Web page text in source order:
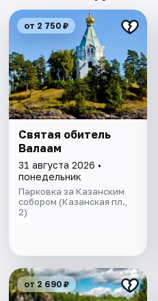
от 2 750 ₽
Святая обитель
Валаам
31 августа 2026 •
понедельник
Парковка за Казанским
собором (Казанская пл.,
2)
от 2 690 ₽